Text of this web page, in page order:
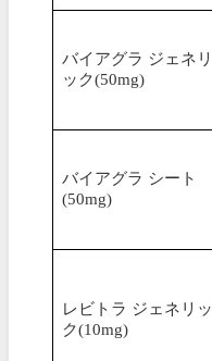
バイアグラ ジェネリ
ック(50mg)
バイアグラ シート
(50mg)
レビトラ ジェネリッ
ク(10mg)